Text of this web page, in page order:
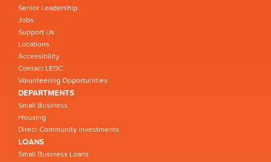
Senior Leadership
Jobs
Support Us
Locations
Accessibility
Contact LEDC
Volunteering Opportunities
DEPARTMENTS
Small Business
Housing
Direct Community Investments
LOANS
Small Business Loans